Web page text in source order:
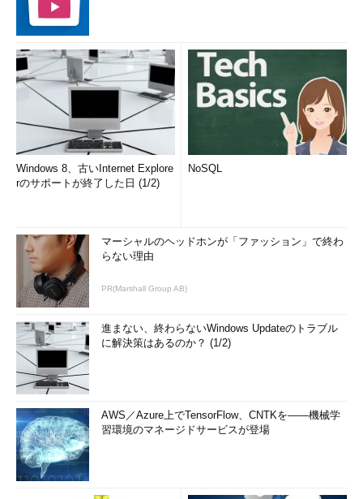
Windows 8、古いInternet Explore
rのサポートが終了した日 (1/2)
NoSQL
マーシャルのヘッドホンが「ファッション」で終わ
らない理由
PR(Marshall Group AB)
進まない、終わらないWindows Updateのトラブル
に解決策はあるのか？ (1/2)
AWS／Azure上でTensorFlow、CNTKを――機械学
習環境のマネージドサービスが登場